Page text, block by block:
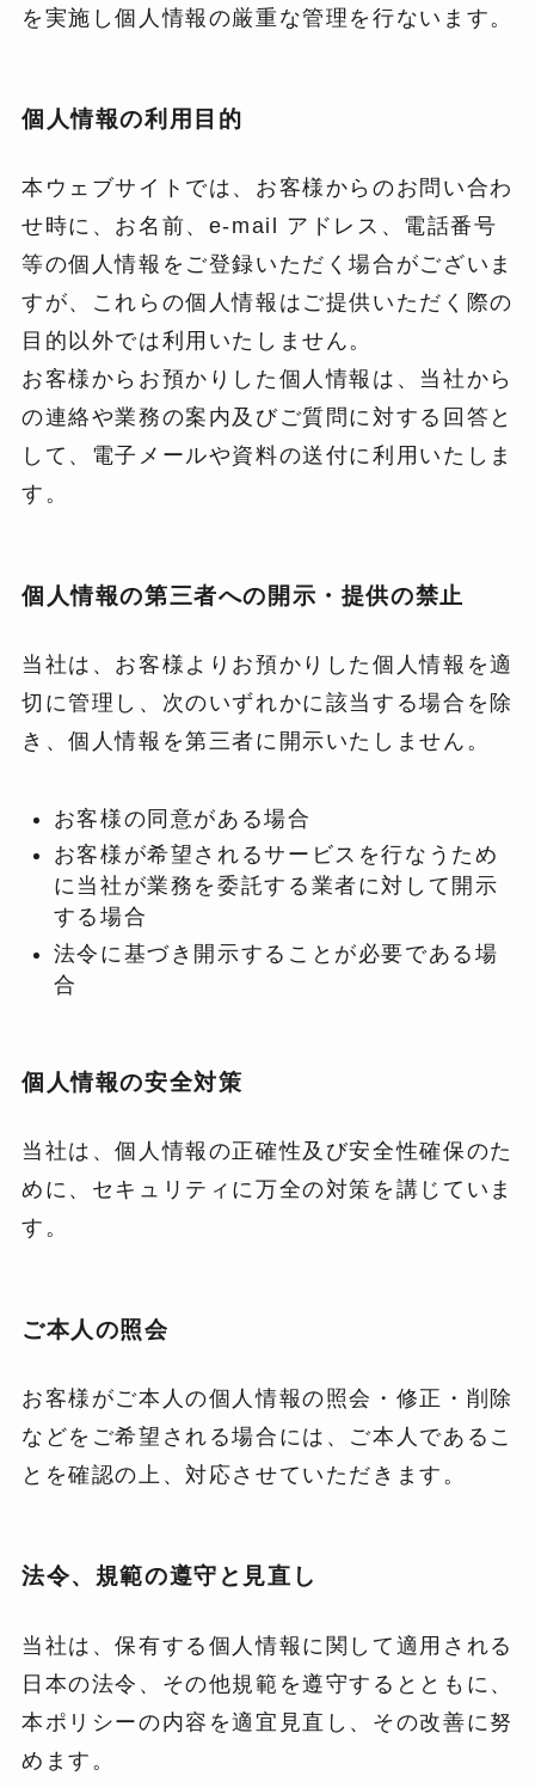
を実施し個人情報の厳重な管理を行ないます。
個人情報の利用目的
本ウェブサイトでは、お客様からのお問い合わ
せ時に、お名前、e-mail アドレス、電話番号
等の個人情報をご登録いただく場合がございま
すが、これらの個人情報はご提供いただく際の
目的以外では利用いたしません。
お客様からお預かりした個人情報は、当社から
の連絡や業務の案内及びご質問に対する回答と
して、電子メールや資料の送付に利用いたしま
す。
個人情報の第三者への開示・提供の禁止
当社は、お客様よりお預かりした個人情報を適
切に管理し、次のいずれかに該当する場合を除
き、個人情報を第三者に開示いたしません。
お客様の同意がある場合
お客様が希望されるサービスを行なうため
に当社が業務を委託する業者に対して開示
する場合
法令に基づき開示することが必要である場
合
個人情報の安全対策
当社は、個人情報の正確性及び安全性確保のた
めに、セキュリティに万全の対策を講じていま
す。
ご本人の照会
お客様がご本人の個人情報の照会・修正・削除
などをご希望される場合には、ご本人であるこ
とを確認の上、対応させていただきます。
法令、規範の遵守と見直し
当社は、保有する個人情報に関して適用される
日本の法令、その他規範を遵守するとともに、
本ポリシーの内容を適宜見直し、その改善に努
めます。